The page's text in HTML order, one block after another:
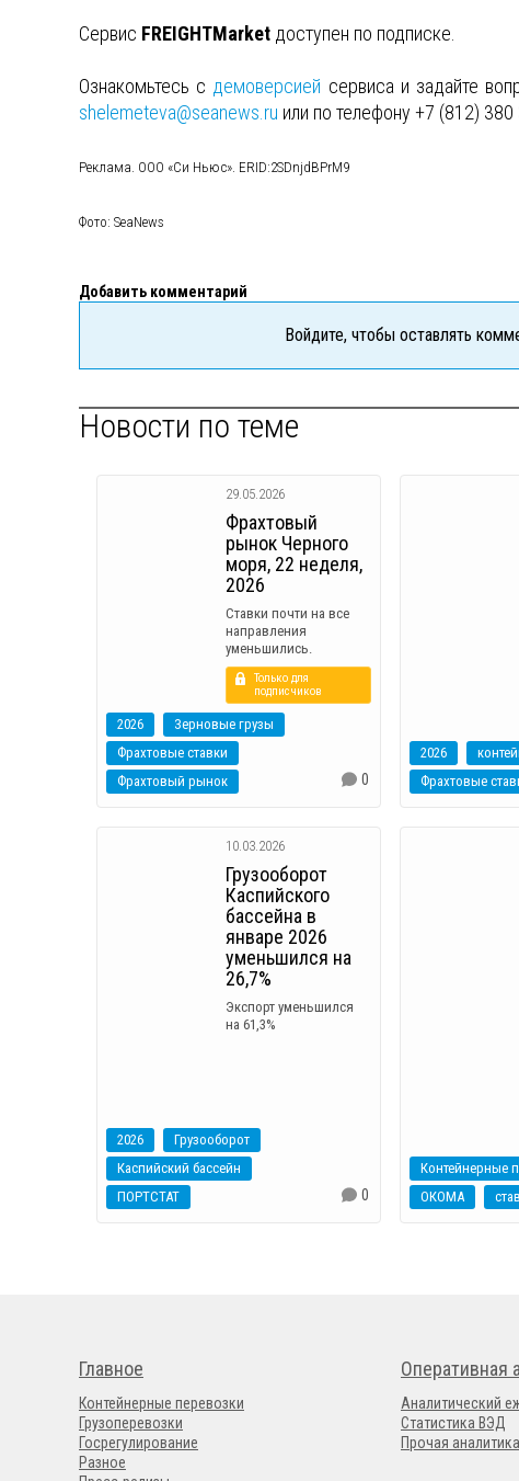
Сервис FREIGHTMarket доступен по подписке.
Ознакомьтесь с демоверсией сервиса и задайте
shelemeteva@seanews.ru или по телефону +7 (812) 380
Реклама. ООО «Си Ньюс». ERID:2SDnjdBPrM9
Фото: SeaNews
Добавить комментарий
Войдите, чтобы оставлять
Новости по теме
29.05.2026
Фрахтовый
рынок Черного
моря, 22 неделя,
2026
Ставки почти на все
направления
уменьшились.
Только для
подписчиков
2026
Зерновые грузы
Фрахтовые ставки
Фрахтовый рынок
0
2026
Фрахтовые
10.03.2026
Грузооборот
Каспийского
бассейна в
январе 2026
уменьшился на
26,7%
Экспорт уменьшился
на 61,3%
2026
Грузооборот
Каспийский бассейн
ПОРТСТАТ
0
ОКОМА
Главное
Контейнерные перевозки
Грузоперевозки
Госрегулирование
Разное
Оперативная
Аналитический
Статистика ВЭД
Прочая аналитика